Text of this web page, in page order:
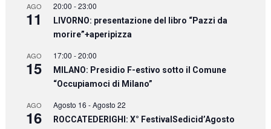
AGO
11
20:00 -23:00
LIVORNO: presentazione del libro “Pazzi da
morire”+aperipizza
AGO
15
17:00 -20:00
MILANO: Presidio F-estivo sotto il Comune
“Occupiamoci di Milano”
AGO
16
Agosto 16 -Agosto 22
ROCCATEDERIGHI: X° FestivalSedicid’Agosto